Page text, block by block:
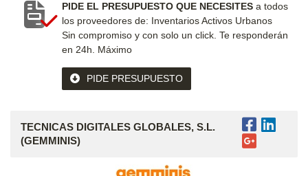
PIDE EL PRESUPUESTO QUE NECESITESa todos
los proveedores de: Inventarios Activos Urbanos
Sin compromiso y con solo un click. Te responderán
en 24h. Máximo
PIDE PRESUPUESTO
TECNICAS DIGITALES GLOBALES, S.L.
(GEMMINIS)